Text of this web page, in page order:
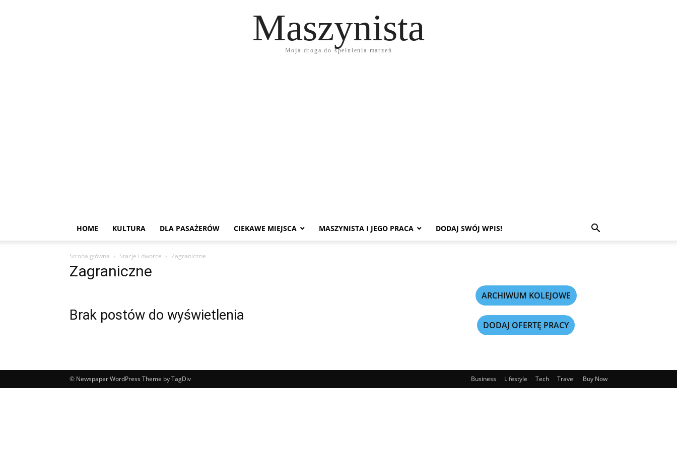
Maszynista
Moja droga do spełnienia marzeń
HOME KULTURA DLA PASAŻERÓW CIEKAWE MIEJSCA MASZYNISTA I JEGO PRACA DODAJ SWÓJ WPIS!
Strona główna Stacje i dworce Zagraniczne
Zagraniczne
Brak postów do wyświetlenia
ARCHIWUM KOLEJOWE
DODAJ OFERTĘ PRACY
Business Lifestyle Tech Travel Buy Now
© Newspaper WordPress Theme by TagDiv